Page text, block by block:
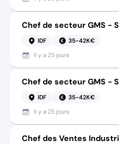
Chef de secteur GMS -
IDF
35-42K€
Il y a 25 jours
Chef de secteur GMS -
IDF
35-42K€
Il y a 25 jours
Chef des Ventes